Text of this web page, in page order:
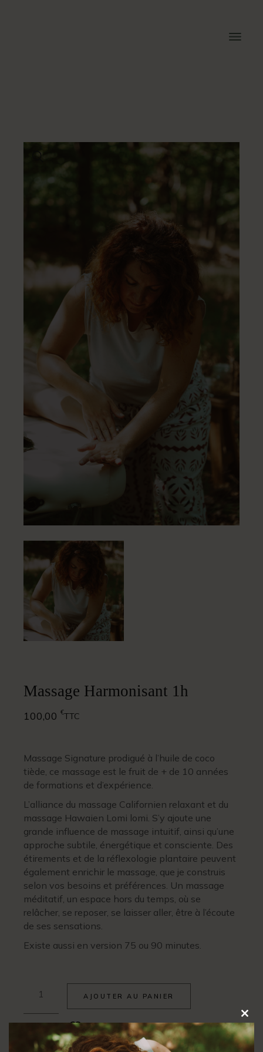
Massage Harmonisant 1h
100,00€TTC
Massage Signature prodigué à l’huile de coco
tiède, ce massage est le fruit de + de 10 années
de formations et d’expérience.
L’alliance du massage Californien relaxant et du
massage Hawaien Lomi lomi. S’y ajoute une
grande influence de massage intuitif, ainsi qu’une
approche subtile, énergétique et consciente. Des
étirements et de la réflexologie plantaire peuvent
également enrichir le massage, que je construis
selon vos besoins et préférences. Un massage
méditatif, un espace hors du temps, où se
relâcher, se reposer, se laisser aller, être à l’écoute
de ses sensations.
Existe aussi en version 75 ou 90 minutes.
AJOUTER AU PANIER
Ajouter à la liste d’envies
this